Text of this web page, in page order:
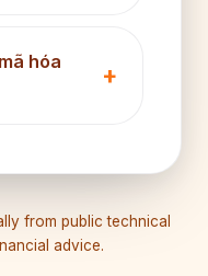
hóa
from public technical
advice.